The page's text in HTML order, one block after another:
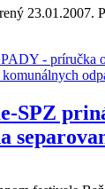
23.01.2007.
- príručka
komunálnych
SPZ